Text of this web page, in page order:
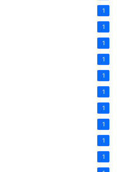
1
1
1
1
1
1
1
1
1
1